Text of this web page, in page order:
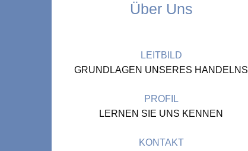
Über Uns
LEITBILD
GRUNDLAGEN UNSERES HANDELNS
PROFIL
LERNEN SIE UNS KENNEN
KONTAKT